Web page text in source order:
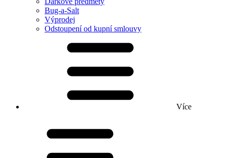
Bug-a-Salt
Výprodej
Odstoupení od kupní smlouvy
Více